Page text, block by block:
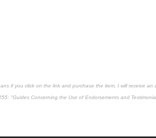
if you click on the link and purchase the item, I will receive an
: "Guides Concerning the Use of Endorsements and